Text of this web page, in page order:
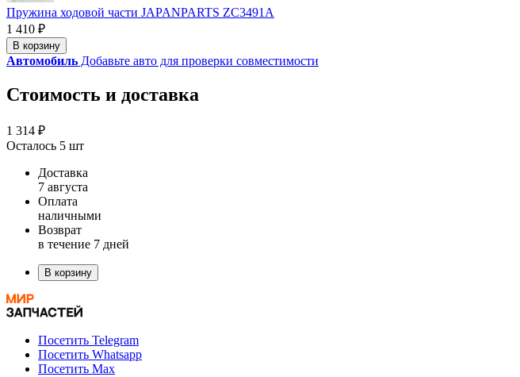
Пружина ходовой части JAPANPARTS ZC3491A
1 410 ₽
В корзину
Автомобиль Добавьте авто для проверки совместимости
Стоимость и доставка
1 314 ₽
Осталось 5 шт
Доставка
7 августа
Оплата
наличными
Возврат
в течение 7 дней
В корзину
Посетить Telegram
Посетить Whatsapp
Посетить Max